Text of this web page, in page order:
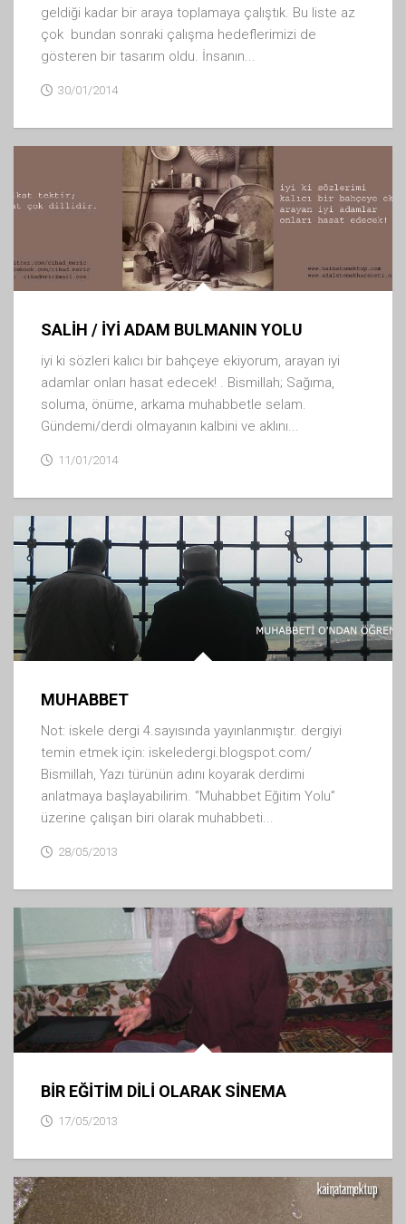
geldiği kadar bir araya toplamaya çalıştık. Bu liste az
çok bundan sonraki çalışma hedeflerimizi de
gösteren bir tasarım oldu. İnsanın...
30/01/2014
SALİH / İYİ ADAM BULMANIN YOLU
iyi ki sözleri kalıcı bir bahçeye ekiyorum, arayan iyi
adamlar onları hasat edecek! . Bismillah; Sağıma,
soluma, önüme, arkama muhabbetle selam.
Gündemi/derdi olmayanın kalbini ve aklını...
11/01/2014
MUHABBET
Not: iskele dergi 4.sayısında yayınlanmıştır. dergiyi
temin etmek için: iskeledergi.blogspot.com/
Bismillah, Yazı türünün adını koyarak derdimi
anlatmaya başlayabilirim. “Muhabbet Eğitim Yolu”
üzerine çalışan biri olarak muhabbeti...
28/05/2013
BİR EĞİTİM DİLİ OLARAK SİNEMA
17/05/2013